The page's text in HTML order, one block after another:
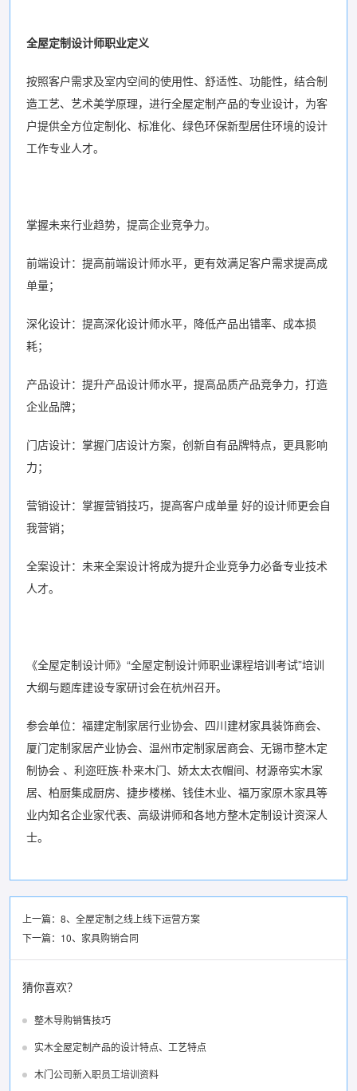
全屋定制设计师职业定义
按照客户需求及室内空间的使用性、舒适性、功能性，结合制
造工艺、艺术美学原理，进行全屋定制产品的专业设计，为客
户提供全方位定制化、标准化、绿色环保新型居住环境的设计
工作专业人才。
掌握未来行业趋势，提高企业竞争力。
前端设计：提高前端设计师水平，更有效满足客户需求提高成
单量；
深化设计：提高深化设计师水平，降低产品出错率、成本损
耗；
产品设计：提升产品设计师水平，提高品质产品竞争力，打造
企业品牌；
门店设计：掌握门店设计方案，创新自有品牌特点，更具影响
力；
营销设计：掌握营销技巧，提高客户成单量 好的设计师更会自
我营销；
全案设计：未来全案设计将成为提升企业竞争力必备专业技术
人才。
《全屋定制设计师》“全屋定制设计师职业课程培训考试”培训
大纲与题库建设专家研讨会在杭州召开。
参会单位：福建定制家居行业协会、四川建材家具装饰商会、
厦门定制家居产业协会、温州市定制家居商会、无锡市整木定
制协会 、利迩旺族·朴来木门、娇太太衣帽间、材源帝实木家
居、柏厨集成厨房、捷步楼梯、钱佳木业、福万家原木家具等
业内知名企业家代表、高级讲师和各地方整木定制设计资深人
士。
上一篇： 8、全屋定制之线上线下运营方案
下一篇： 10、家具购销合同
猜你喜欢？
整木导购销售技巧
实木全屋定制产品的设计特点、工艺特点
木门公司新入职员工培训资料